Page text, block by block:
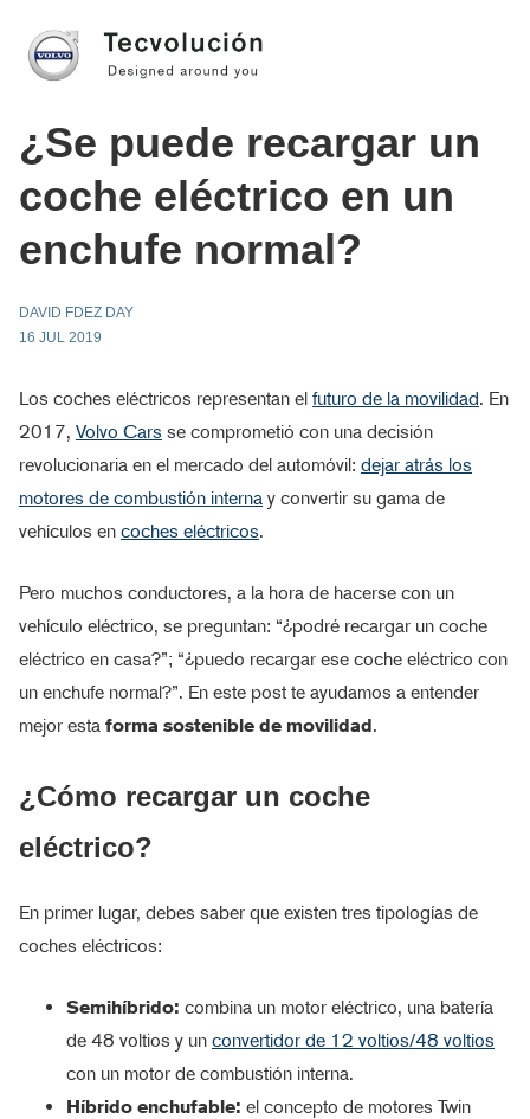
¿Se puede recargar un
coche eléctrico en un
enchufe normal?
DAVID FDEZ DAY
16 JUL 2019
Los coches eléctricos representan el futuro de la movilidad. En
2017, Volvo Cars se comprometió con una decisión
revolucionaria en el mercado del automóvil: dejar atrás los
motores de combustión interna y convertir su gama de
vehículos en coches eléctricos.
Pero muchos conductores, a la hora de hacerse con un
vehículo eléctrico, se preguntan: “¿podré recargar un coche
eléctrico en casa?”; “¿puedo recargar ese coche eléctrico con
un enchufe normal?”. En este post te ayudamos a entender
mejor esta forma sostenible de movilidad.
¿Cómo recargar un coche
eléctrico?
En primer lugar, debes saber que existen tres tipologías de
coches eléctricos:
Semihíbrido: combina un motor eléctrico, una batería
de 48 voltios y un convertidor de 12 voltios/48 voltios
con un motor de combustión interna.
Híbrido enchufable: el concepto de motores Twin